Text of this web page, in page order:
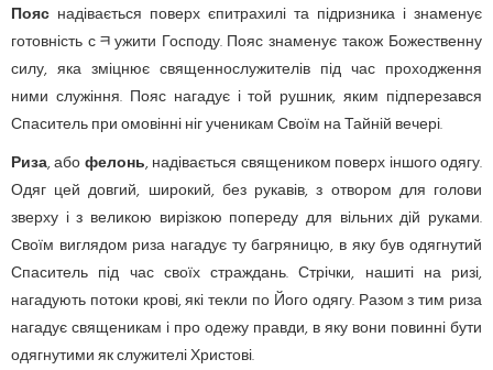
Пояс надівається поверх єпитрахилі та підризника і знаменує
готовність сﾻужити Господу. Пояс знаменує також Божественну
силу, яка зміцнює священнослужителів під час проходження
ними служіння. Пояс нагадує і той рушник, яким підперезався
Спаситель при омовінні ніг ученикам Своїм на Тайній вечері.
Риза,абофелонь, надівається священиком поверх іншого одягу.
Одяг цей довгий, широкий, без рукавів, з отвором для голови
зверху і з великою вирізкою попереду для вільних дій руками.
Своїм виглядом риза нагадує ту багряницю, в яку був одягнутий
Спаситель під час своїх страждань. Стрічки, нашиті на ризі,
нагадують потоки крові, які текли по Його одягу. Разом з тим риза
нагадує священикам і про одежу правди, в яку вони повинні бути
одягнутими як служителі Христові.